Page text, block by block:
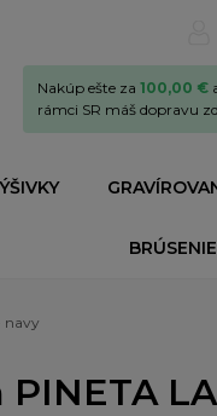
Nakúp ešte za 100,00 €
rámci SR máš dopravu
navy